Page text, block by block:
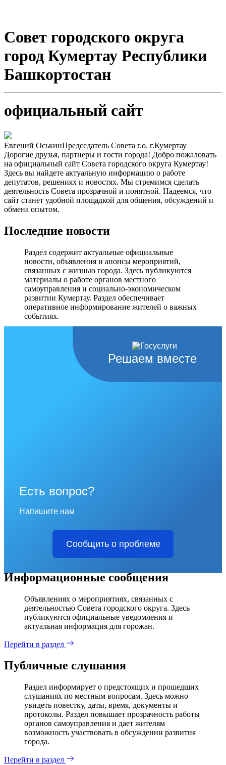
Совет городского округа
город Кумертау Республики
Башкортостан
официальный сайт
Евгений ОськинПредседатель Совета г.о. г.Кумертау
Дорогие друзья, партнеры и гости города! Добро пожаловать
на официальный сайт Совета городского округа Кумертау!
Здесь вы найдете актуальную информацию о работе
депутатов, решениях и новостях. Мы стремимся сделать
деятельность Совета прозрачной и понятной. Надеемся, что
сайт станет удобной площадкой для общения, обсуждений и
обмена опытом.
Последние новости
Раздел содержит актуальные официальные
новости, объявления и анонсы мероприятий,
связанных с жизнью города. Здесь публикуются
материалы о работе органов местного
самоуправления и социально-экономическом
развитии Кумертау. Раздел обеспечивает
оперативное информирование жителей о важных
событиях.
Решаем вместе
Есть вопрос?
Напишите нам
Сообщить о проблеме
Информационные сообщения
Объявлениях о мероприятиях, связанных с
деятельностью Совета городского округа. Здесь
публикуются официальные уведомления и
актуальная информация для горожан.
Перейти в раздел
Публичные слушания
Раздел информирует о предстоящих и прошедших
слушаниях по местным вопросам. Здесь можно
увидеть повестку, даты, время, документы и
протоколы. Раздел повышает прозрачность работы
органов самоуправления и дает жителям
возможность участвовать в обсуждении развития
города.
Перейти в раздел